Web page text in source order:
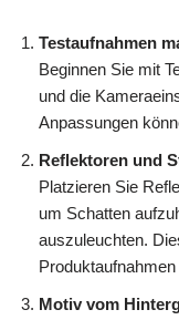
Testaufnahmen
Beginnen Sie mit
und die
Anpassungen
Reflektoren und
Platzieren Sie
um Schatten
auszuleuchten.
Motiv vom